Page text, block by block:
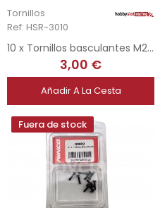
Tornillos
Ref: HSR-3010
10 x Tornillos basculantes M2,2 x 7,5 mm - Cabeza Phillips
3,00 €
Añadir A La Cesta
Fuera de stock